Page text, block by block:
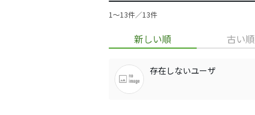
1〜13件／13件
新しい順 古い順
存在しないユーザ